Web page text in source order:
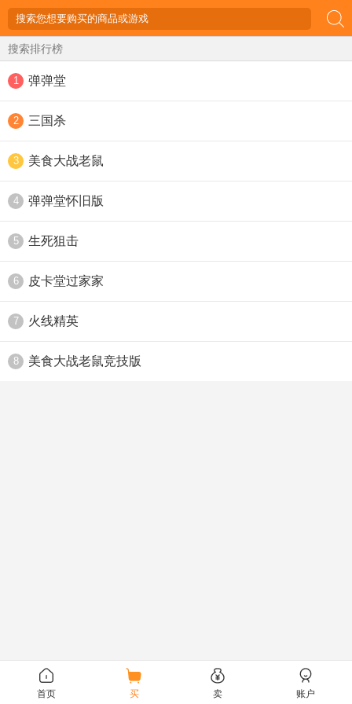
搜索排行榜
1 弹弹堂
2 三国杀
3 美食大战老鼠
4 弹弹堂怀旧版
5 生死狙击
6 皮卡堂过家家
7 火线精英
8 美食大战老鼠竞技版
首页 买 卖 账户